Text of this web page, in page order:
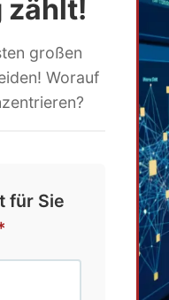
zählt!
großen
Worauf
für Sie